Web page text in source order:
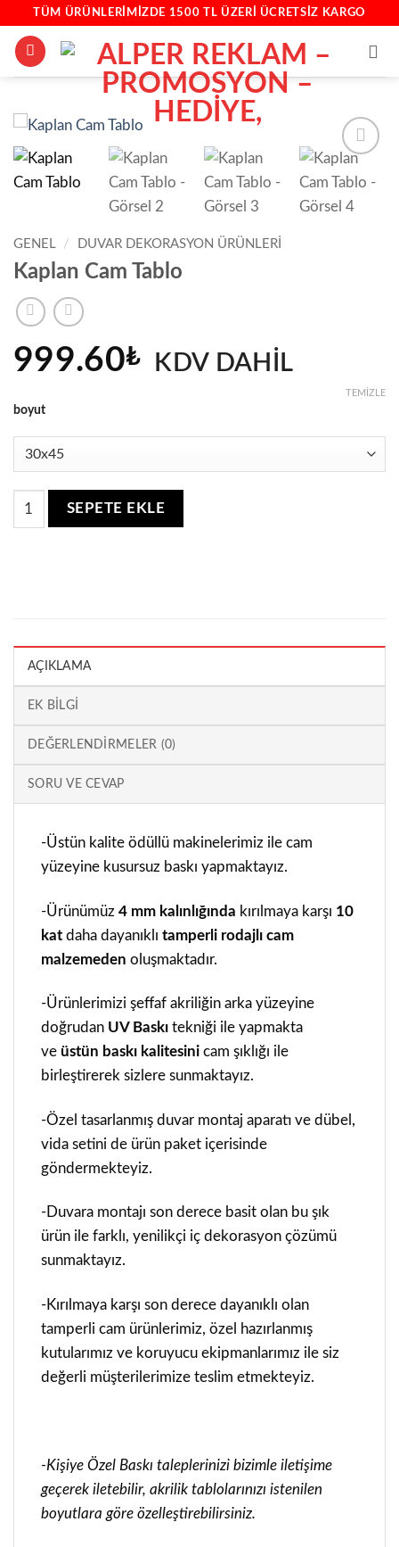
İçeriğe
atla
TÜM ÜRÜNLERIMIZDE 1500 TL ÜZERİ ÜCRETSIZ KARGO
GENEL / DUVAR DEKORASYON ÜRÜNLERI
Kaplan Cam Tablo
999.60₺ KDV DAHİL
boyut
TEMIZLE
Kaplan Cam Tablo quantity
SEPETE EKLE
AÇIKLAMA
EK BILGI
DEĞERLENDIRMELER (0)
SORU VE CEVAP
-Üstün kalite ödüllü makinelerimiz ile cam
yüzeyine kusursuz baskı yapmaktayız.
-Ürünümüz 4 mm kalınlığında kırılmaya karşı 10
kat daha dayanıklı tamperli rodajlı cam
malzemeden oluşmaktadır.
-Ürünlerimizi şeffaf akriliğin arka yüzeyine
doğrudan UV Baskı tekniği ile yapmakta
ve üstün baskı kalitesini cam şıklığı ile
birleştirerek sizlere sunmaktayız.
-Özel tasarlanmış duvar montaj aparatı ve dübel,
vida setini de ürün paket içerisinde
göndermekteyiz.
-Duvara montajı son derece basit olan bu şık
ürün ile farklı, yenilikçi iç dekorasyon çözümü
sunmaktayız.
-Kırılmaya karşı son derece dayanıklı olan
tamperli cam ürünlerimiz, özel hazırlanmış
kutularımız ve koruyucu ekipmanlarımız ile siz
değerli müşterilerimize teslim etmekteyiz.
-Kişiye Özel Baskı taleplerinizi bizimle iletişime
geçerek iletebilir, akrilik tablolarınızı istenilen
boyutlara göre özelleştirebilirsiniz.